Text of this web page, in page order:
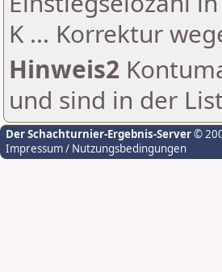
K ... Korrektur
Hinweis2
und sind in der
Der Schachturnier-Ergebnis-Server©
Impressum / Nutzungsbedingungen